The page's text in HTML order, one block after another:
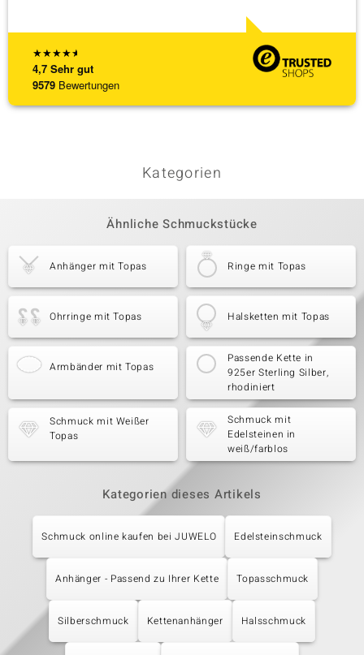
★★★★★
4,7 Sehr gut
9579 Bewertungen
Kategorien
Ähnliche Schmuckstücke
Anhänger mit Topas Ringe mit Topas
Ohrringe mit Topas Halsketten mit Topas
Armbänder mit Topas
Passende Kette in
925er Sterling Silber,
rhodiniert
Schmuck mit Weißer
Topas
Schmuck mit
Edelsteinen in
weiß/farblos
Kategorien dieses Artikels
Schmuck online kaufen bei JUWELO Edelsteinschmuck
Anhänger - Passend zu Ihrer Kette Topasschmuck
Silberschmuck Kettenanhänger Halsschmuck